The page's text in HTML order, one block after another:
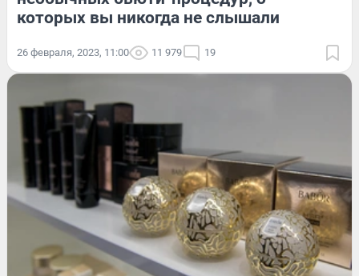
которых вы никогда не слышали
26 февраля, 2023, 11:00 11 979 19